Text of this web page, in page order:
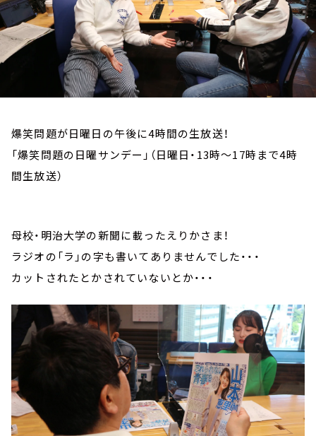
爆笑問題が日曜日の午後に4時間の生放送！
「爆笑問題の日曜サンデー」（日曜日・13時～17時まで4時
間生放送）
母校・明治大学の新聞に載ったえりかさま！
ラジオの「ラ」の字も書いてありませんでした・・・
カットされたとかされていないとか・・・